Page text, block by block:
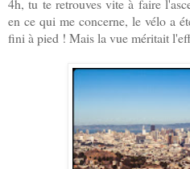
4h, tu te retrouves vite à faire
en ce qui me concerne, le vélo a
fini à pied ! Mais la vue méritait